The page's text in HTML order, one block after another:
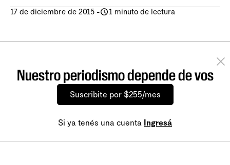
17 de diciembre de 2015 - 1 minuto de lectura
Nuestro periodismo depende de vos
Suscribite por $255/mes
Si ya tenés una cuenta Ingresá